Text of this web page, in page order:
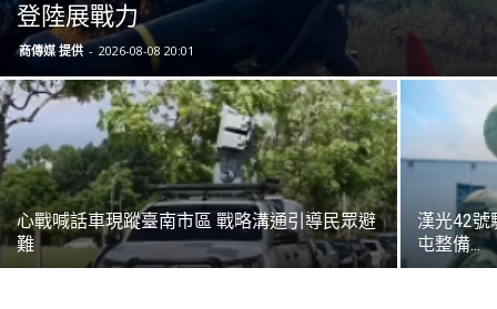
登陸展戰力
商傳媒 提供 - 2026-08-08 20:01
心戰喊話車現蹤臺南市區 戰略溝通引導民眾避
難
漢光42號
屯整備...